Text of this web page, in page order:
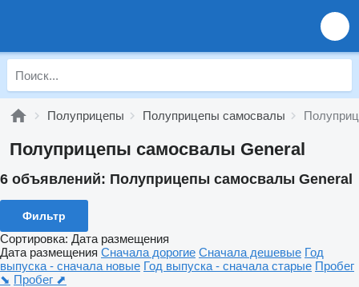
Полуприцепы Полуприцепы самосвалы
Полуприцепы самосвалы General
6 объявлений: Полуприцепы самосвалы General
Фильтр
Сортировка: Дата размещения
Дата размещения Сначала дорогие Сначала дешевые Год
выпуска - сначала новые Год выпуска - сначала старые Пробег
⬊ Пробег ⬈